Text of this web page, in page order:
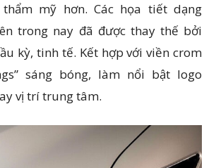
mỹ hơn. Các họa tiết dạng
trong nay đã được thay thế bởi
kỳ, tinh tế. Kết hợp với viền crom
sáng bóng, làm nổi bật logo
vị trí trung tâm.